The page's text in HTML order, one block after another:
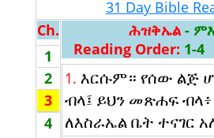
31 Day Bible
Ch.
1
2
3
4
ሕዝቅኤል-
Reading Order: 1-4
1. እርሱም። የሰው ልጅ
ብላ፤ ይህን መጽሐፍ
ለእስራኤል ቤት ተናገር